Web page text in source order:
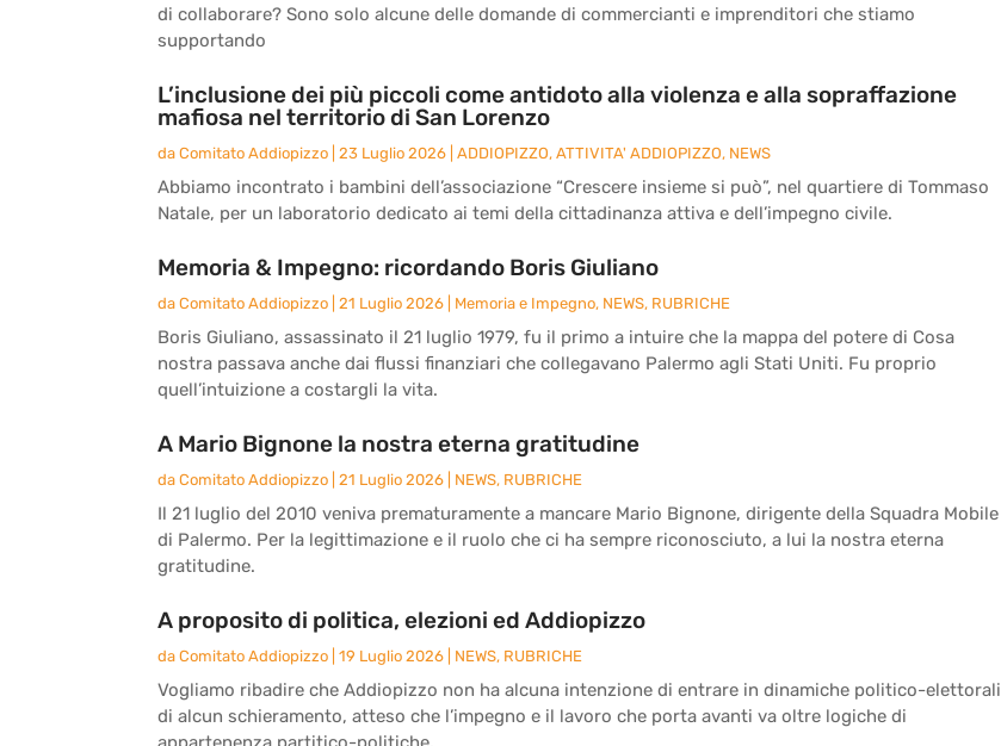
di collaborare? Sono solo alcune delle domande di commercianti e imprenditori che stiamo
supportando
L’inclusione dei più piccoli come antidoto alla violenza e alla sopraffazione
mafiosa nel territorio di San Lorenzo
da Comitato Addiopizzo 23 Luglio 2026 ADDIOPIZZO, ATTIVITA' ADDIOPIZZO, NEWS
Abbiamo incontrato i bambini dell’associazione “Crescere insieme si può”, nel quartiere di Tommaso
Natale, per un laboratorio dedicato ai temi della cittadinanza attiva e dell’impegno civile.
Memoria & Impegno: ricordando Boris Giuliano
da Comitato Addiopizzo 21 Luglio 2026 Memoria e Impegno, NEWS, RUBRICHE
Boris Giuliano, assassinato il 21 luglio 1979, fu il primo a intuire che la mappa del potere di Cosa
nostra passava anche dai flussi finanziari che collegavano Palermo agli Stati Uniti. Fu proprio
quell’intuizione a costargli la vita.
A Mario Bignone la nostra eterna gratitudine
da Comitato Addiopizzo 21 Luglio 2026 NEWS, RUBRICHE
Il 21 luglio del 2010 veniva prematuramente a mancare Mario Bignone, dirigente della Squadra Mobile
di Palermo. Per la legittimazione e il ruolo che ci ha sempre riconosciuto, a lui la nostra eterna
gratitudine.
A proposito di politica, elezioni ed Addiopizzo
da Comitato Addiopizzo 19 Luglio 2026 NEWS, RUBRICHE
Vogliamo ribadire che Addiopizzo non ha alcuna intenzione di entrare in dinamiche politico-elettorali
di alcun schieramento, atteso che l’impegno e il lavoro che porta avanti va oltre logiche di